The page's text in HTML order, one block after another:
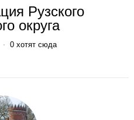
Рузского
округа
0 хотят сюда